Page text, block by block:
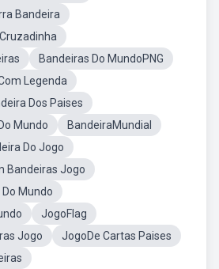
Bandeira
Bandeiras Do MundoPNG
Legenda
Dos Paises
Mundo
BandeiraMundial
Do Jogo
Bandeiras Jogo
Mundo
JogoFlag
Jogo
JogoDe Cartas Paises